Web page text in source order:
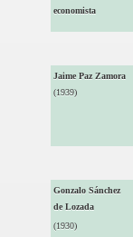
economista
Jaime Paz Zamora
(1939)
Gonzalo Sánchez
de Lozada
(1930)